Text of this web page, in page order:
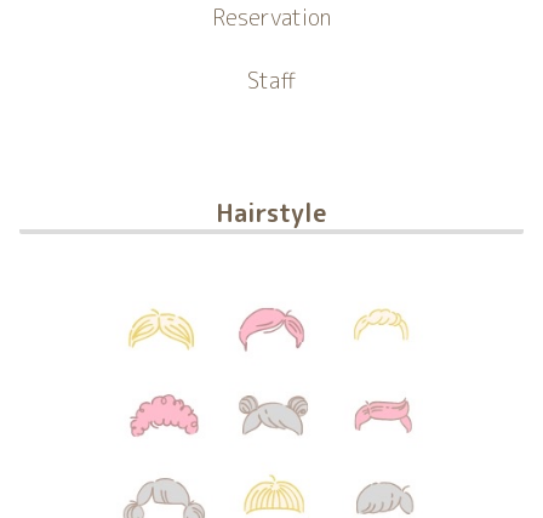
Reservation
Staff
Hairstyle